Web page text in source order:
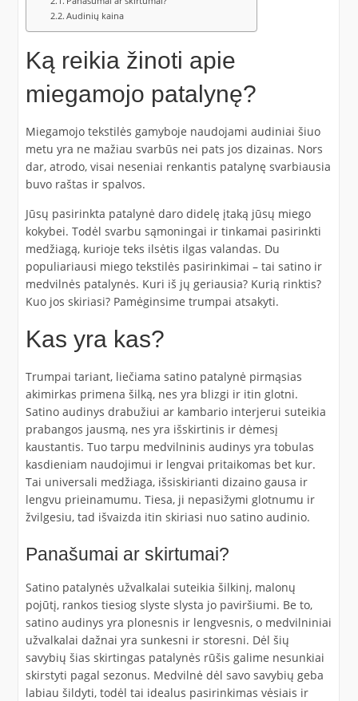
Audinių kaina
Ką reikia žinoti apie
miegamojo patalynę?
Miegamojo tekstilės gamyboje naudojami audiniai šiuo
metu yra ne mažiau svarbūs nei pats jos dizainas. Nors
dar, atrodo, visai neseniai renkantis patalynę svarbiausia
buvo raštas ir spalvos.
Jūsų pasirinkta patalynė daro didelę įtaką jūsų miego
kokybei. Todėl svarbu sąmoningai ir tinkamai pasirinkti
medžiagą, kurioje teks ilsėtis ilgas valandas. Du
populiariausi miego tekstilės pasirinkimai – tai satino ir
medvilnės patalynės. Kuri iš jų geriausia? Kurią rinktis?
Kuo jos skiriasi? Pamėginsime trumpai atsakyti.
Kas yra kas?
Trumpai tariant, liečiama satino patalynė pirmąsias
akimirkas primena šilką, nes yra blizgi ir itin glotni.
Satino audinys drabužiui ar kambario interjerui suteikia
prabangos jausmą, nes yra išskirtinis ir dėmesį
kaustantis. Tuo tarpu medvilninis audinys yra tobulas
kasdieniam naudojimui ir lengvai pritaikomas bet kur.
Tai universali medžiaga, išsiskirianti dizaino gausa ir
lengvu prieinamumu. Tiesa, ji nepasižymi glotnumu ir
žvilgesiu, tad išvaizda itin skiriasi nuo satino audinio.
Panašumai ar skirtumai?
Satino patalynės užvalkalai suteikia šilkinį, malonų
pojūtį, rankos tiesiog slyste slysta jo paviršiumi. Be to,
satino audinys yra plonesnis ir lengvesnis, o medvilniniai
užvalkalai dažnai yra sunkesni ir storesni. Dėl šių
savybių šias skirtingas patalynės rūšis galime nesunkiai
skirstyti pagal sezonus. Medvilnė dėl savo savybių geba
labiau šildyti, todėl tai idealus pasirinkimas vėsiais ir